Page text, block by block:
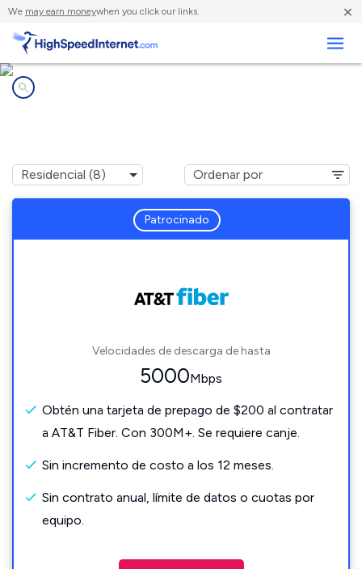
We may earn moneywhen you click our links. ×
Patrocinado
Velocidades de descarga de hasta
5000Mbps
Obtén una tarjeta de prepago de $200 al contratar
a AT&T Fiber. Con 300M+. Se requiere canje.
Sin incremento de costo a los 12 meses.
Sin contrato anual, límite de datos o cuotas por
equipo.